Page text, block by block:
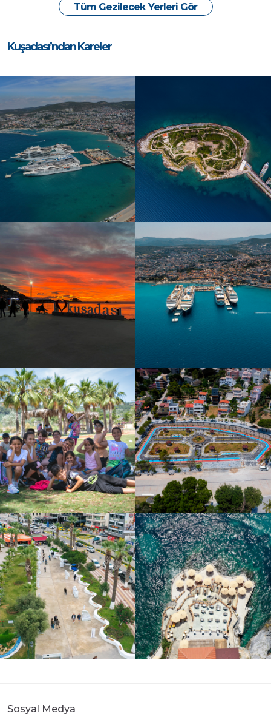
Tüm Gezilecek Yerleri Gör
Kuşadası’ndan Kareler
Sosyal Medya